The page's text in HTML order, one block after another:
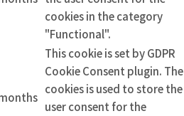
cookies in the category
"Functional".
This cookie is set by GDPR
Cookie Consent plugin. The
cookies is used to store the
user consent for the